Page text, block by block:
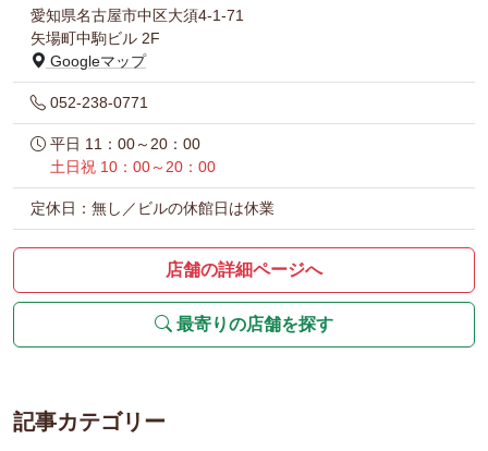
愛知県名古屋市中区大須4-1-71
矢場町中駒ビル 2F
Googleマップ
052-238-0771
平日 11：00～20：00
土日祝 10：00～20：00
定休日：無し／ビルの休館日は休業
店舗の詳細ページへ
最寄りの店舗を探す
記事カテゴリー